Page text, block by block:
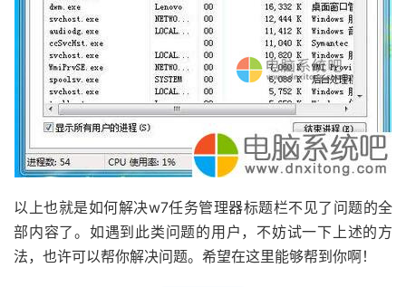
以上也就是如何解决w7任务管理器标题栏不见了问题的全
部内容了。如遇到此类问题的用户，不妨试一下上述的方
法，也许可以帮你解决问题。希望在这里能够帮到你啊！